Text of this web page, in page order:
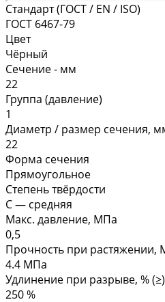
Стандарт (ГОСТ / EN / ISO)
ГОСТ 6467-79
Цвет
Чёрный
Сечение - мм
22
Группа (давление)
1
Диаметр / размер сечения,
22
Форма сечения
Прямоугольное
Степень твёрдости
С — средняя
Макс. давление, МПа
0,5
Прочность при растяжении,
4.4 МПа
Удлинение при разрыве, % (≥)
250 %